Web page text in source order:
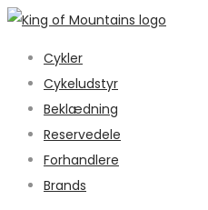
Cykler
Cykeludstyr
Beklædning
Reservedele
Forhandlere
Brands